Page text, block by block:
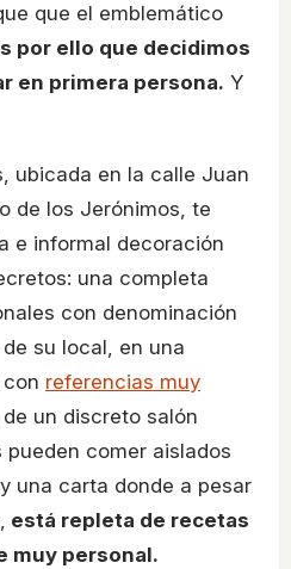
que el emblemático
por ello que decidimos
en primera persona. Y
ubicada en la calle Juan
de los Jerónimos, te
e informal decoración
una completa
con denominación
su local, en una
referencias muy
un discreto salón
comer aislados
una carta donde a pesar
está repleta de recetas
muy personal.